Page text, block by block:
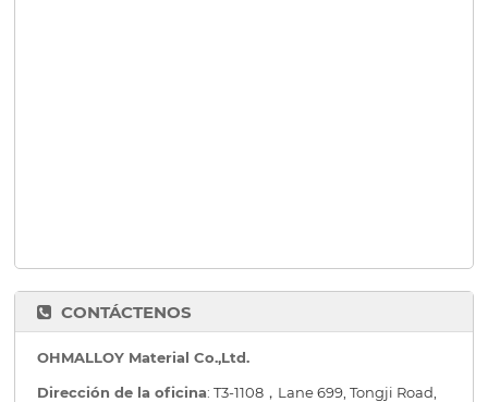
CONTÁCTENOS
OHMALLOY Material Co.,Ltd.
Dirección de la oficina: T3-1108，Lane 699, Tongji Road,